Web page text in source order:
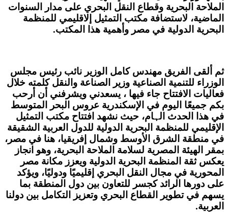
الملاحة البحرية وقطاع النقل البحري على مدار السنوات
الماضية، لاستضافة مكتب التمثيل إلاقليمي للمنظمة
البحرية الدولية في مصر وأهمية هذا المكتب.
ثم ألقى الفريق مهندس كامل الوزير نائب رئيس مجلس
الوزراء للتنمية الصناعية وزير الصناعة والنقل كلمته خلال
فعاليات الافتتاح جاء فيها ، يسعدني ويشرفني أن أرحب
بكم جميعًا اليوم في الإسكندرية عروس البحر المتوسط
في هذا الحدث الہام، حيث نشهد افتتاح مكتب التمثيل
الإقليمي للمنظمة البحرية الدولية للدول العربية الشقيقة
في منطقة الشرق الأوسط وشمال إفريقيا، هنا في مصر،
بمقر الهيئة المصرية لسلامة الملاحة البحرية، وهو انجاز
يعكس ثقة المنظمة البحرية الدولية ويعزز مكانة مصر
المحورية في مجال النقل البحري إقليميًا ودوليًا، ويؤكد
على دورها الرائد كجسر للتعاون بين دول المنطقة بما
يسهم في تطوير القطاع البحري وتعزيز التكامل بين دولنا
العربية.